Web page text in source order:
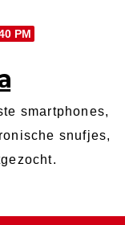
PM
smartphones,
snufjes,